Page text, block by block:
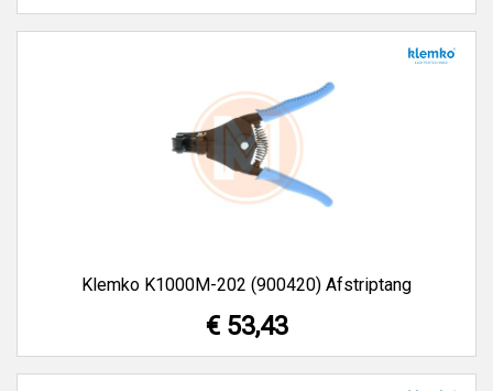
Klemko K1000M-202 (900420) Afstriptang
€ 53,43